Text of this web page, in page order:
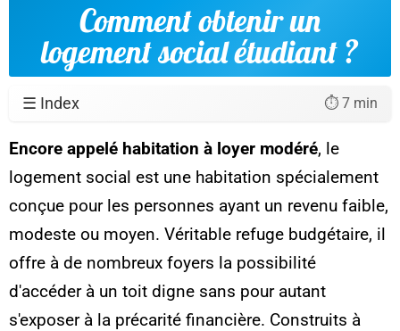
Comment obtenir un
logement social étudiant ?
☰ Index ⏱️ 7 min
Encore appelé habitation à loyer modéré, le
logement social est une habitation spécialement
conçue pour les personnes ayant un revenu faible,
modeste ou moyen. Véritable refuge budgétaire, il
offre à de nombreux foyers la possibilité
d'accéder à un toit digne sans pour autant
s'exposer à la précarité financière. Construits à